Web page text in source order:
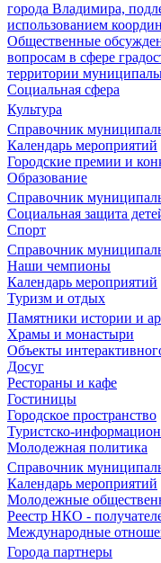
города Владимира,
использованием
Общественные
вопросам в сфере
территории
Социальная сфера
Культура
Справочник
Календарь мероприятий
Городские премии и
Образование
Справочник
Социальная защита
Спорт
Справочник
Наши чемпионы
Календарь мероприятий
Туризм и отдых
Памятники истории и
Храмы и монастыри
Объекты
Досуг
Рестораны и кафе
Гостиницы
Городское пространство
Туристско-
Молодежная политика
Справочник
Календарь мероприятий
Молодежные
Реестр НКО -
Международные
Города партнеры